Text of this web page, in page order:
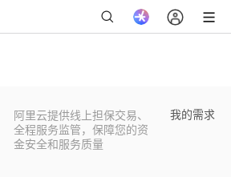
阿里云提供线上担保交易、
全程服务监管，保障您的资
金安全和服务质量
我的需求